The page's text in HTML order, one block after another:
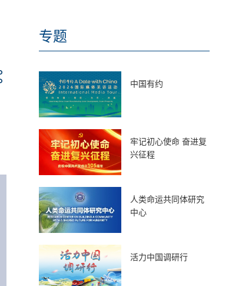
专题
中国有约
牢记初心使命 奋进复
兴征程
人类命运共同体研究
中心
活力中国调研行